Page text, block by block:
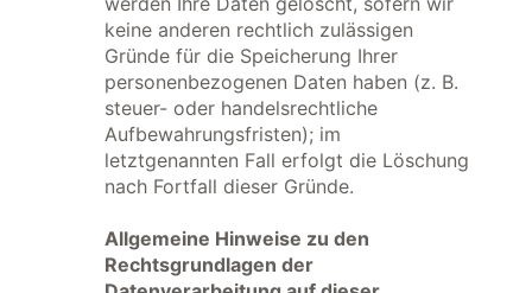
keine anderen rechtlich zulässigen
Gründe für die Speicherung Ihrer
personenbezogenen Daten haben (z. B.
steuer- oder handelsrechtliche
Aufbewahrungsfristen); im
letztgenannten Fall erfolgt die Löschung
nach Fortfall dieser Gründe.
Allgemeine Hinweise zu den
Rechtsgrundlagen der